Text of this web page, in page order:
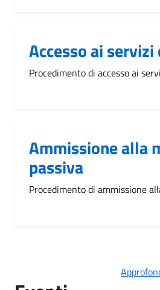
Accesso ai
Procedimento di accesso ai
Ammissione alla
passiva
Procedimento di ammissione